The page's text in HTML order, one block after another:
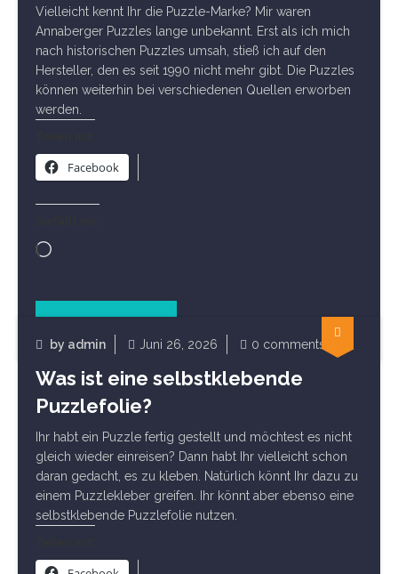
Vielleicht kennt Ihr die Puzzle-Marke? Mir waren
Annaberger Puzzles lange unbekannt. Erst als ich mich
nach historischen Puzzles umsah, stieß ich auf den
Hersteller, den es seit 1990 nicht mehr gibt. Die Puzzles
können weiterhin bei verschiedenen Quellen erworben
werden.
Facebook
Wird
Sonstiges Puzzlezubehör
by admin Juni 26, 2026 0 comments
Was ist eine selbstklebende
Puzzlefolie?
Ihr habt ein Puzzle fertig gestellt und möchtest es nicht
gleich wieder einreisen? Dann habt Ihr vielleicht schon
daran gedacht, es zu kleben. Natürlich könnt Ihr dazu zu
einem Puzzlekleber greifen. Ihr könnt aber ebenso eine
selbstklebende Puzzlefolie nutzen.